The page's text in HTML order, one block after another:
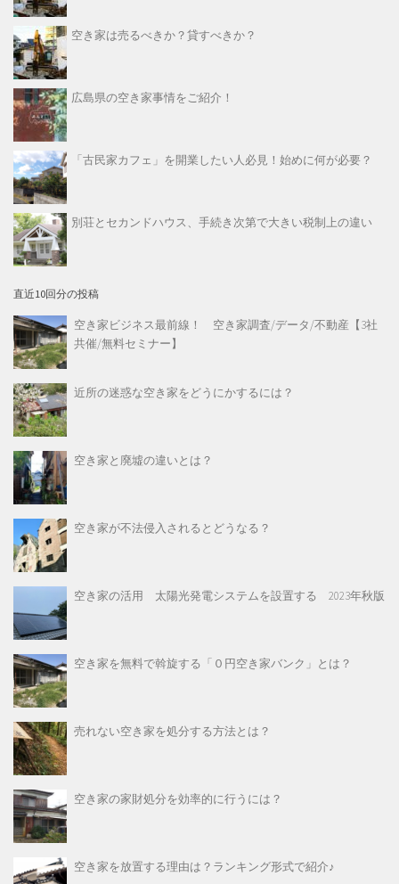
空き家は売るべきか？貸すべきか？
広島県の空き家事情をご紹介！
「古民家カフェ」を開業したい人必見！始めに何が必要？
別荘とセカンドハウス、手続き次第で大きい税制上の違い
直近10回分の投稿
空き家ビジネス最前線！ 空き家調査/データ/不動産【3社
共催/無料セミナー】
近所の迷惑な空き家をどうにかするには？
空き家と廃墟の違いとは？
空き家が不法侵入されるとどうなる？
空き家の活用 太陽光発電システムを設置する 2023年秋版
空き家を無料で斡旋する「０円空き家バンク」とは？
売れない空き家を処分する方法とは？
空き家の家財処分を効率的に行うには？
空き家を放置する理由は？ランキング形式で紹介♪